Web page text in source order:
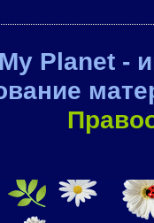
Planet -